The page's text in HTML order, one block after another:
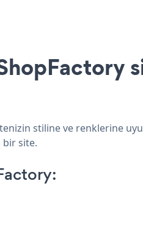
stiline ve renklerine
bir site.